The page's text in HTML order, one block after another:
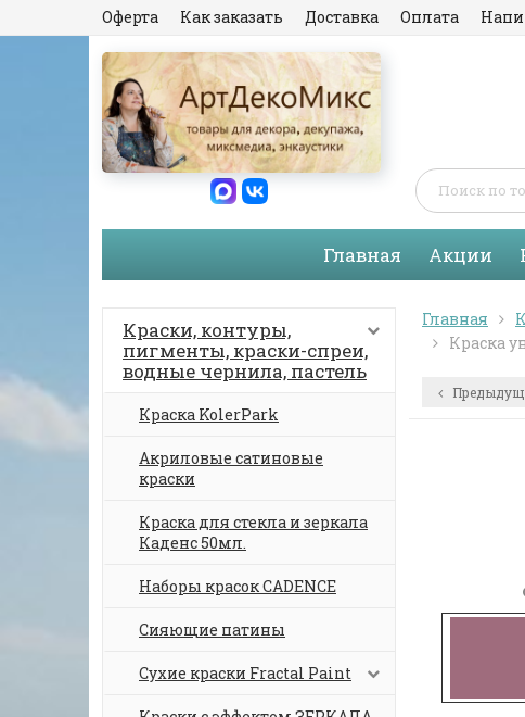
Оферта Как заказать Доставка Оплата
Главная Акции
Краски, контуры,
пигменты, краски-спреи,
водные чернила, пастель
Краска KolerPark
Акриловые сатиновые
краски
Краска для стекла и зеркала
Каденс 50мл.
Наборы красок CADENCE
Сияющие патины
Сухие краски Fractal Paint
Главная
Краска